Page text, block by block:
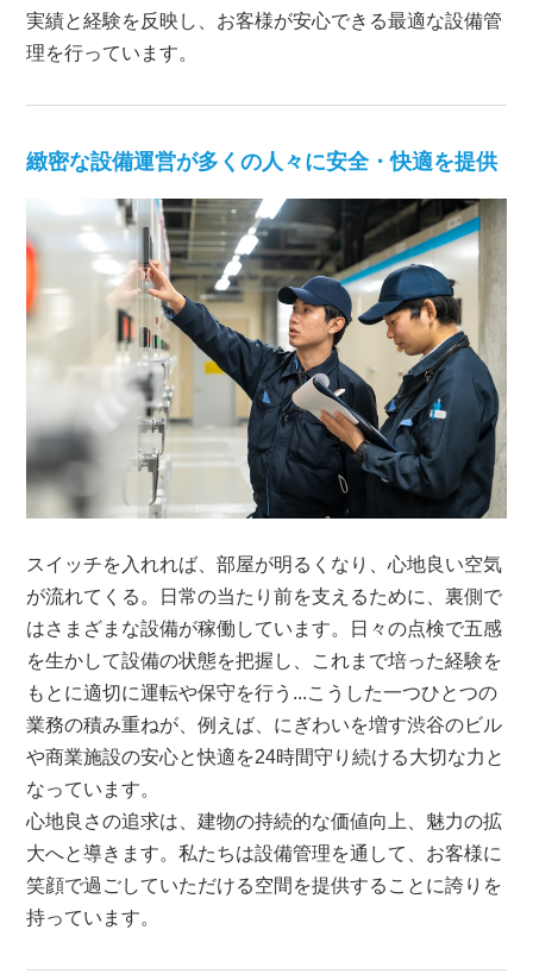
実績と経験を反映し、お客様が安心できる最適な設備管
理を行っています。
緻密な設備運営が多くの人々に安全・快適を提供
スイッチを入れれば、部屋が明るくなり、心地良い空気
が流れてくる。日常の当たり前を支えるために、裏側で
はさまざまな設備が稼働しています。日々の点検で五感
を生かして設備の状態を把握し、これまで培った経験を
もとに適切に運転や保守を行う...こうした一つひとつの
業務の積み重ねが、例えば、にぎわいを増す渋谷のビル
や商業施設の安心と快適を24時間守り続ける大切な力と
なっています。
心地良さの追求は、建物の持続的な価値向上、魅力の拡
大へと導きます。私たちは設備管理を通して、お客様に
笑顔で過ごしていただける空間を提供することに誇りを
持っています。